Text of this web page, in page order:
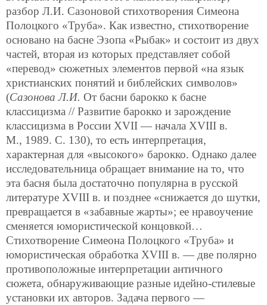
разбор Л.И. Сазоновой стихотворения Симеона
Полоцкого «Труба». Как известно, стихотворение
основано на басне Эзопа «Рыбак» и состоит из двух
частей, вторая из которых представляет собой
«перевод» сюжетных элементов первой «на язык
христианских понятий и библейских символов»
(Сазонова Л.И. От басни барокко к басне
классицизма // Развитие барокко и зарождение
классицизма в России XVII — начала XVIII в.
М., 1989. С. 130), то есть интерпретация,
характерная для «высокого» барокко. Однако далее
исследовательница обращает внимание на то, что
эта басня была достаточно популярна в русской
литературе XVIII в. и позднее «снижается до шутки,
превращается в «забавные жарты»; ее нравоучение
сменяется юмористической концовкой…
Стихотворение Симеона Полоцкого «Труба» и
юмористическая обработка XVIII в. — две полярно
противоположные интерпретации античного
сюжета, обнаруживающие разные идейно-стилевые
установки их авторов. Задача первого —